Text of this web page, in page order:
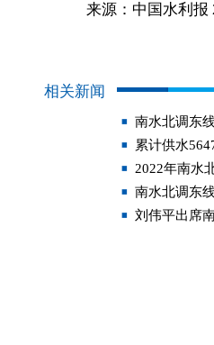
来源：中国水利报
相关新闻
南水北调东
累计供水
2022年南水
南水北调东
刘伟平出席